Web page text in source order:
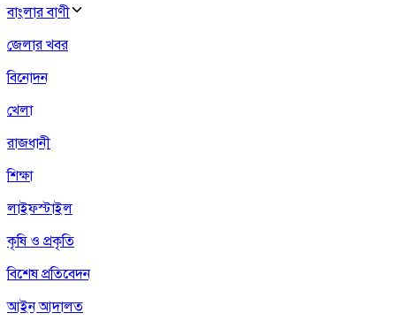
বাংলার বাণী
জেলার খবর
বিনোদন
খেলা
রাজধানী
শিক্ষা
লাইফস্টাইল
কৃষি ও প্রকৃতি
বিশেষ প্রতিবেদন
আইন আদালত